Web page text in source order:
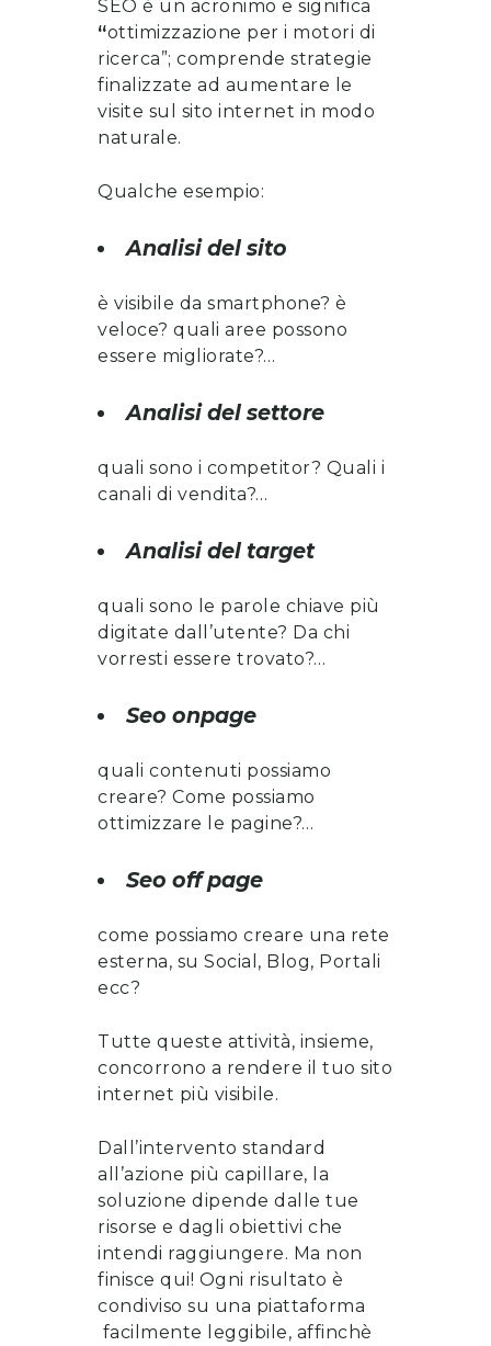
SEO è un acronimo e significa
“ottimizzazione per i motori di
ricerca”; comprende strategie
finalizzate ad aumentare le
visite sul sito internet in modo
naturale.
Qualche esempio:
Analisi del sito
è visibile da smartphone? è
veloce? quali aree possono
essere migliorate?…
Analisi del settore
quali sono i competitor? Quali i
canali di vendita?…
Analisi del target
quali sono le parole chiave più
digitate dall’utente? Da chi
vorresti essere trovato?…
Seo onpage
quali contenuti possiamo
creare? Come possiamo
ottimizzare le pagine?…
Seo off page
come possiamo creare una rete
esterna, su Social, Blog, Portali
ecc?
Tutte queste attività, insieme,
concorrono a rendere il tuo sito
internet più visibile.
Dall’intervento standard
all’azione più capillare, la
soluzione dipende dalle tue
risorse e dagli obiettivi che
intendi raggiungere. Ma non
finisce qui! Ogni risultato è
condiviso su una piattaforma
facilmente leggibile, affinchè